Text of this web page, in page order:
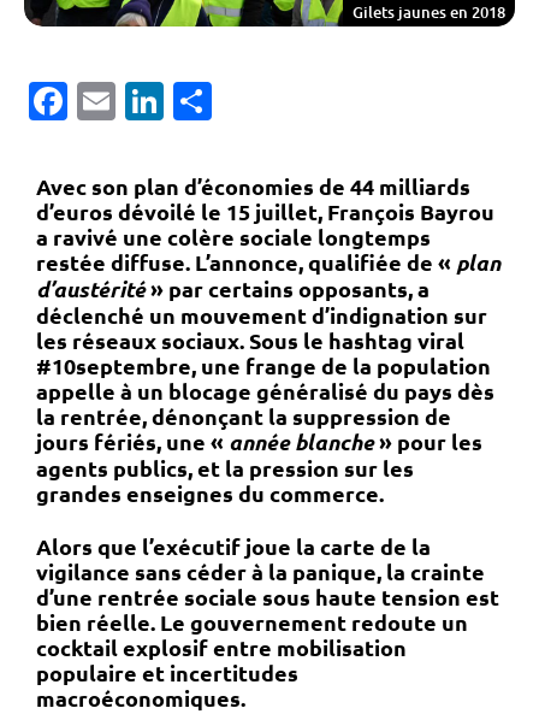
Gilets jaunes en 2018
Facebook
EmailLinkedIn
Avec son plan d’économies de 44 milliards
d’euros dévoilé le 15 juillet, François Bayrou
a ravivé une colère sociale longtemps
restée diffuse. L’annonce, qualifiée de « plan
d’austérité» par certains opposants, a
déclenché un mouvement d’indignation sur
les réseaux sociaux. Sous le hashtag viral
#10septembre, une frange de la population
appelle à un blocage généralisé du pays dès
la rentrée, dénonçant la suppression de
jours fériés, une « année blanche» pour les
agents publics, et la pression sur les
grandes enseignes du commerce.
Alors que l’exécutif joue la carte de la
vigilance sans céder à la panique, la crainte
d’une rentrée sociale sous haute tension est
bien réelle. Le gouvernement redoute un
cocktail explosif entre mobilisation
populaire et incertitudes
macroéconomiques.